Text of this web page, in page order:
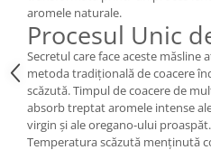
aromele naturale.
Procesul Unic
Secretul care face aceste măsline
metoda tradițională de coacere
scăzută. Timpul de coacere de
absorb treptat aromele intense
virgin și ale oregano-ului proaspăt.
Temperatura scăzută menținută